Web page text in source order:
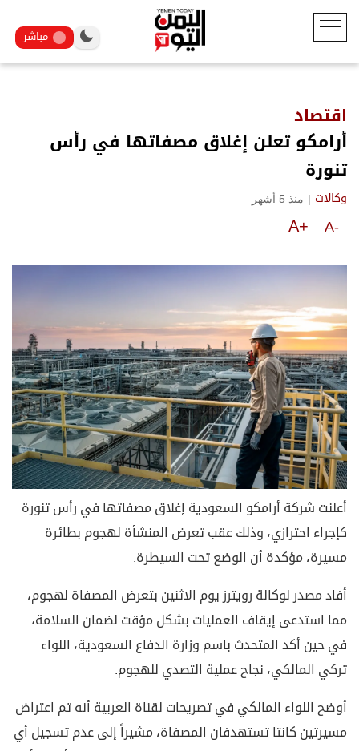
مباشر
اقتصاد
أرامكو تعلن إغلاق مصفاتها في رأس
تنورة
وكالات | منذ 5 أشهر
A-
A+
أعلنت شركة أرامكو السعودية إغلاق مصفاتها في رأس تنورة
كإجراء احترازي، وذلك عقب تعرض المنشأة لهجوم بطائرة
مسيرة، مؤكدة أن الوضع تحت السيطرة.
أفاد مصدر لوكالة رويترز يوم الاثنين بتعرض المصفاة لهجوم،
مما استدعى إيقاف العمليات بشكل مؤقت لضمان السلامة،
في حين أكد المتحدث باسم وزارة الدفاع السعودية، اللواء
تركي المالكي، نجاح عملية التصدي للهجوم.
أوضح اللواء المالكي في تصريحات لقناة العربية أنه تم اعتراض
مسيرتين كانتا تستهدفان المصفاة، مشيراً إلى عدم تسجيل أي